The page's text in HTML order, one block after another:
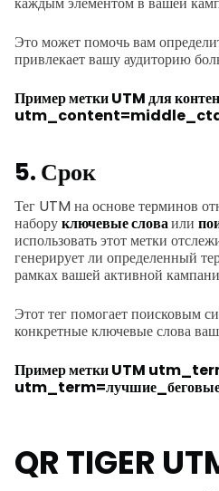
Это может помочь вам
привлекает вашу аудиторию
Пример метки UTM для
5. Срок
Тег UTM на основе терминов
наборуключевые словаили
использовать этот метки
генерирует ли определенный
рамках вашей активной
Этот тег помогает поисковым
конкретные ключевые слова
Пример метки UTM
QR TIGER